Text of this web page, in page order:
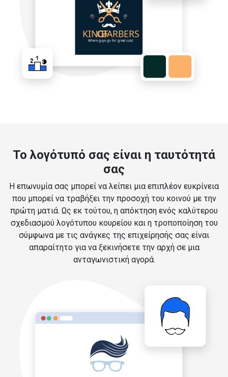
Το λογότυπό σας είναι η ταυτότητά
σας
Η επωνυμία σας μπορεί να λείπει μια επιπλέον ευκρίνεια
που μπορεί να τραβήξει την προσοχή του κοινού με την
πρώτη ματιά. Ως εκ τούτου, η απόκτηση ενός καλύτερου
σχεδιασμού λογότυπου κουρείου και η τροποποίηση του
σύμφωνα με τις ανάγκες της επιχείρησής σας είναι
απαραίτητο για να ξεκινήσετε την αρχή σε μια
ανταγωνιστική αγορά.